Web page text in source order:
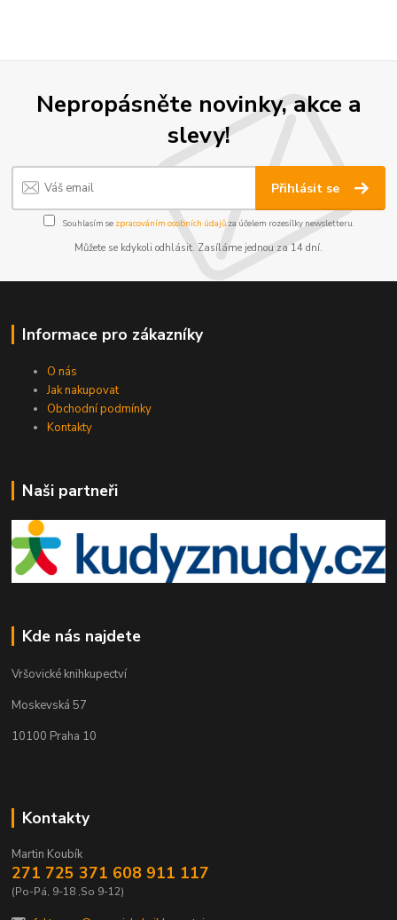
Nepropásněte novinky, akce a
slevy!
Přihlásit se
Souhlasím se zpracováním osobních údajůza účelem rozesílky newsletteru.
Můžete se kdykoli odhlásit. Zasíláme jednou za 14 dní.
Informace pro zákazníky
O nás
Jak nakupovat
Obchodní podmínky
Kontakty
Naši partneři
Kde nás najdete
Vršovické knihkupectví
Moskevská 57
10100 Praha 10
Kontakty
Martin Koubík
271 725 371 608 911 117
(Po-Pá, 9-18 ,So 9-12)